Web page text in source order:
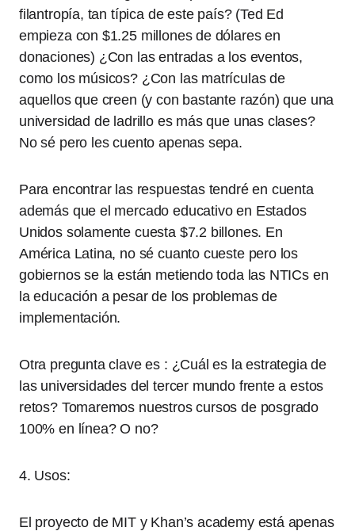
filantropía, tan típica de este país? (Ted Ed
empieza con $1.25 millones de dólares en
donaciones) ¿Con las entradas a los eventos,
como los músicos? ¿Con las matrículas de
aquellos que creen (y con bastante razón) que una
universidad de ladrillo es más que unas clases?
No sé pero les cuento apenas sepa.
Para encontrar las respuestas tendré en cuenta
además que el mercado educativo en Estados
Unidos solamente cuesta $7.2 billones. En
América Latina, no sé cuanto cueste pero los
gobiernos se la están metiendo toda las NTICs en
la educación a pesar de los problemas de
implementación.
Otra pregunta clave es : ¿Cuál es la estrategia de
las universidades del tercer mundo frente a estos
retos? Tomaremos nuestros cursos de posgrado
100% en línea? O no?
4. Usos:
El proyecto de MIT y Khan’s academy está apenas